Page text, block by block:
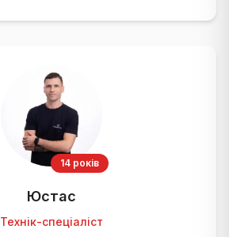
14 років
Юстас
Технік-спеціаліст